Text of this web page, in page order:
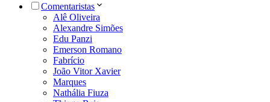
Comentaristas
Alê Oliveira
Alexandre Simões
Edu Panzi
Emerson Romano
Fabrício
João Vitor Xavier
Marques
Nathália Fiuza